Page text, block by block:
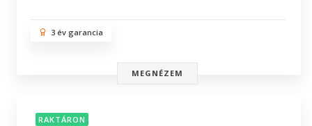
3 év garancia
MEGNÉZEM
RAKTÁRON